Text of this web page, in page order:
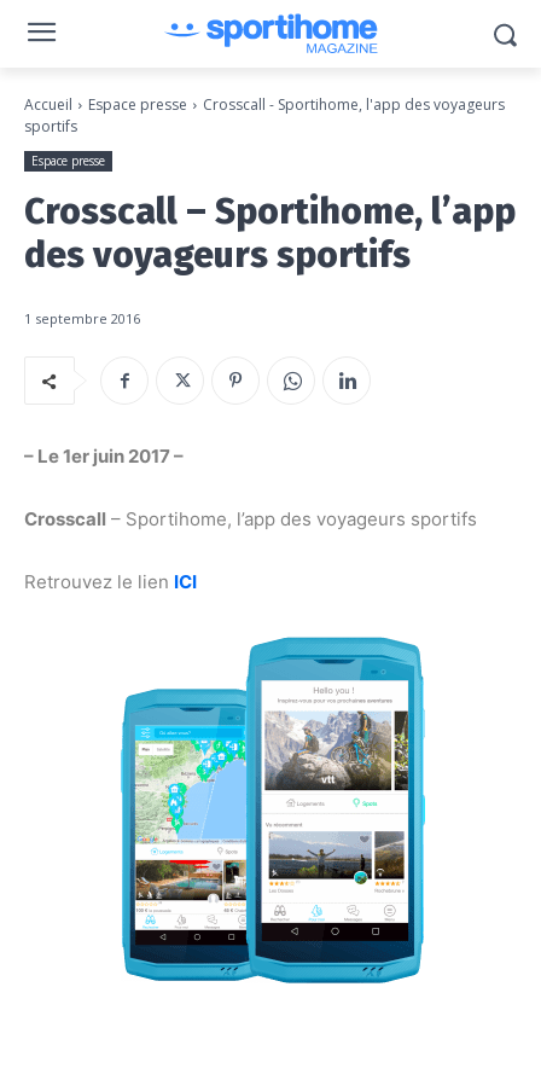
Accueil Espace presse
Crosscall - Sportihome, l'app des voyageurs
sportifs
Espace presse
Crosscall – Sportihome, l’app
des voyageurs sportifs
1 septembre 2016
– Le 1er juin 2017 –
Crosscall – Sportihome, l’app des voyageurs sportifs
Retrouvez le lien ICI